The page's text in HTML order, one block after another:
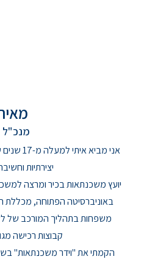
מאיר
מנכ"ל
אני מביא איתי
יצירתיות וחשיבה
יועץ משכנתאות בכיר ומרצה
באוניברסיטה הפתוחה, מכללת
משפחות בתהליך המורכב של
קבוצות רכישה